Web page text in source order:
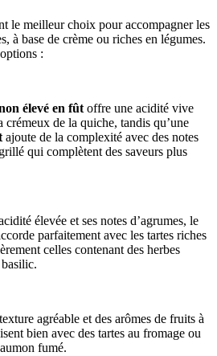
le meilleur choix pour accompagner les
à base de crème ou riches en légumes.
:
élevé en fûtoffre une acidité vive
crémeux de la quiche, tandis qu’une
ajoute de la complexité avec des notes
qui complètent des saveurs plus
élevée et ses notes d’agrumes, le
parfaitement avec les tartes riches
celles contenant des herbes
agréable et des arômes de fruits à
bien avec des tartes au fromage ou
fumé.